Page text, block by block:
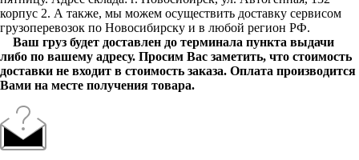
корпус 2. А также, мы можем осуществить доставку сервисом
грузоперевозок по Новосибирску и в любой регион РФ.
Ваш груз будет доставлен до терминала пункта выдачи
либо по вашему адресу. Просим Вас заметить, что стоимость
доставки не входит в стоимость заказа. Оплата производится
Вами на месте получения товара.